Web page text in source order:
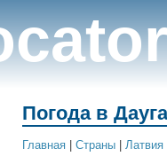
Погода в
Главная Cтраны Латвия